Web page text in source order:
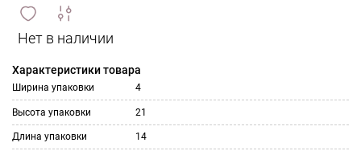
и
сравнить
ИЗБРАННОЕ
Характеристики товара
Ширина упаковки 4
Высота упаковки 21
Длина упаковки 14